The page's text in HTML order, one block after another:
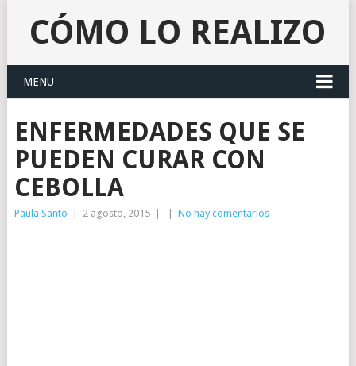
CÓMO LO REALIZO
MENU
ENFERMEDADES QUE SE
PUEDEN CURAR CON
CEBOLLA
Paula Santo 2 agosto, 2015 No hay comentarios